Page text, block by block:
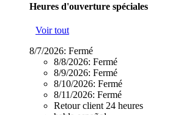
Heures d'ouverture spéciales
Voir tout
8/7/2026: Fermé
8/8/2026: Fermé
8/9/2026: Fermé
8/10/2026: Fermé
8/11/2026: Fermé
Retour client 24 heures